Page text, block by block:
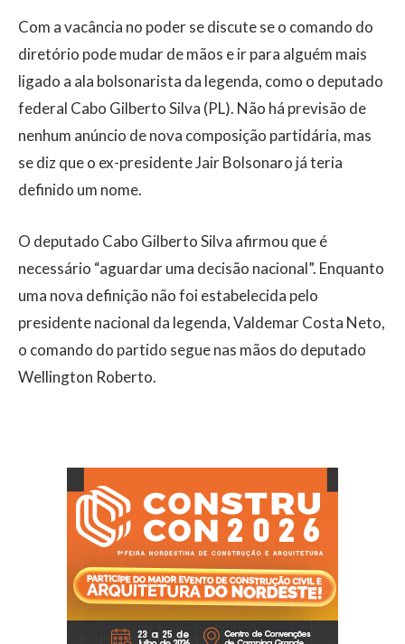
Com a vacância no poder se discute se o comando do
diretório pode mudar de mãos e ir para alguém mais
ligado a ala bolsonarista da legenda, como o deputado
federal Cabo Gilberto Silva (PL). Não há previsão de
nenhum anúncio de nova composição partidária, mas
se diz que o ex-presidente Jair Bolsonaro já teria
definido um nome.
O deputado Cabo Gilberto Silva afirmou que é
necessário “aguardar uma decisão nacional”. Enquanto
uma nova definição não foi estabelecida pelo
presidente nacional da legenda, Valdemar Costa Neto,
o comando do partido segue nas mãos do deputado
Wellington Roberto.